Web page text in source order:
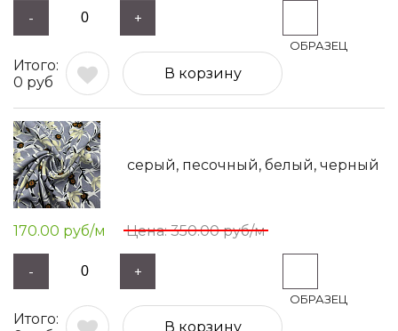
- +
0 руб
В корзину
серый, песочный, белый, черный
170.00 руб/м 350.00руб/м
- +
В корзину